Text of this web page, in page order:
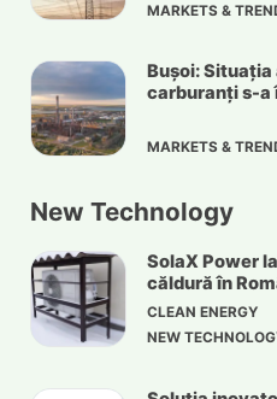
MARKETS &
Bușoi:
carburanți s-
MARKETS &
New Technology
SolaX Power
căldură în
CLEAN ENERGY
NEW